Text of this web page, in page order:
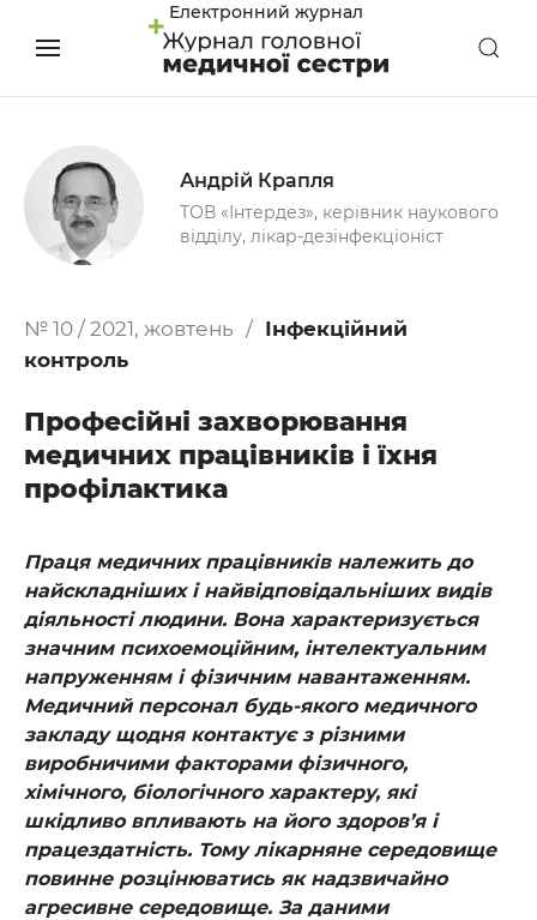
Електронний журнал
Андрій Крапля
ТОВ «Інтердез», керівник наукового
відділу, лікар-дезінфекціоніст
№ 10 / 2021, жовтень
Інфекційний
контроль
Професійні захворювання
медичних працівників і їхня
профілактика
Праця медичних працівників належить до
найскладніших і найвідповідальніших видів
діяльності людини. Вона характеризується
значним психоемоційним, інтелектуальним
напруженням і фізичним навантаженням.
Медичний персонал будь-якого медичного
закладу щодня контактує з різними
виробничими факторами фізичного,
хімічного, біологічного характеру, які
шкідливо впливають на його здоров’я і
працездатність. Тому лікарняне середовище
повинне розцінюватись як надзвичайно
агресивне середовище. За даними